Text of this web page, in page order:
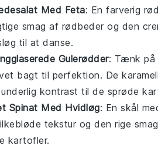
Med Feta: En farverig
smag af rødbeder og den
til at danse.
Gulerødder: Tænk på
bagt til perfektion. De
kontrast til de sprøde
Spinat Med Hvidløg: En skål
tekstur og den rige
kartofler.